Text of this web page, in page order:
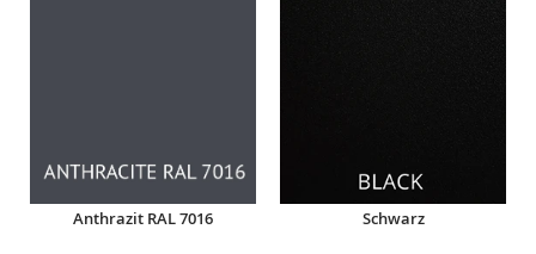
Anthrazit RAL 7016 Schwarz